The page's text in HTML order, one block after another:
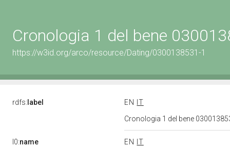
Cronologia 1 del bene
https://w3id.org/arco/resource/Dating/0300138531-1
rdfs: label EN
IT
Cronologia 1 del bene
l0:name EN
IT